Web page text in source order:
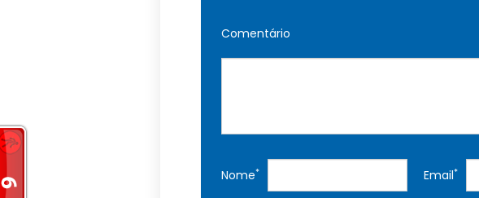
Comentário
Nome* Email*